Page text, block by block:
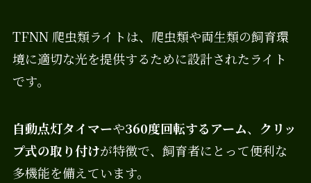
TFNN 爬虫類ライトは、爬虫類や両生類の飼育環
境に適切な光を提供するために設計されたライト
です。
自動点灯タイマーや360度回転するアーム、 クリッ
プ式の取り付けが特徴で、飼育者にとって便利な
多機能を備えています。